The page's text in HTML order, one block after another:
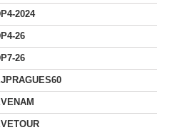
2024
26
26